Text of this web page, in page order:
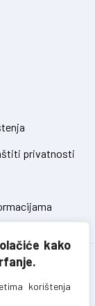
kako
korištenja
privatnosti
// design and